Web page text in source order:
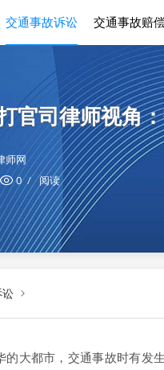
交通事故诉讼 交通事故赔
官司律师视角
师网
0 阅读
大都市，交通事故时有发